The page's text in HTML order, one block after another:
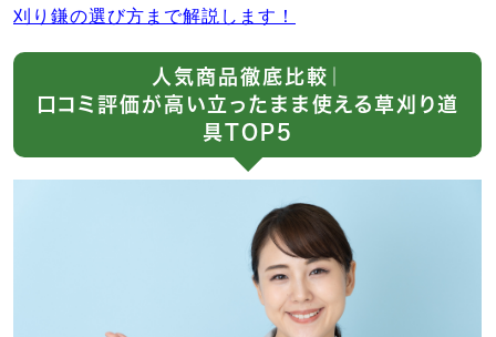
刈り鎌の選び方まで解説します！
人気商品徹底比較｜
口コミ評価が高い立ったまま使える草刈り道
具TOP5